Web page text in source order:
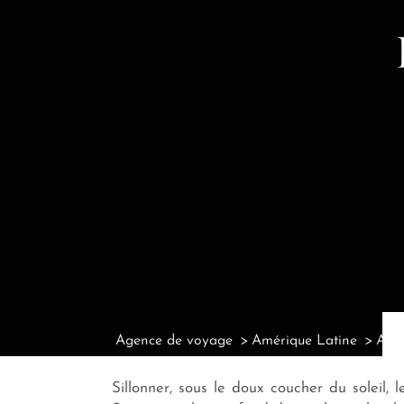
Agence de voyage Amérique Latine
Sillonner, sous le doux coucher du